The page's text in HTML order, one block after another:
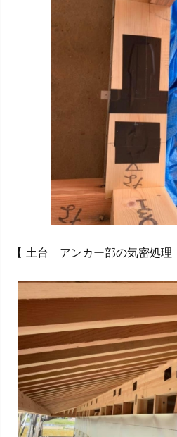
【 土台 アンカー部の気密処